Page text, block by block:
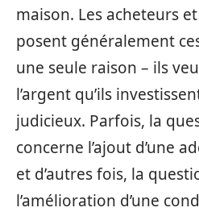
maison. Les acheteurs
posent généralement
une seule raison – ils
l’argent qu’ils
judicieux. Parfois, la
concerne l’ajout d’une
et d’autres fois, la
l’amélioration d’une